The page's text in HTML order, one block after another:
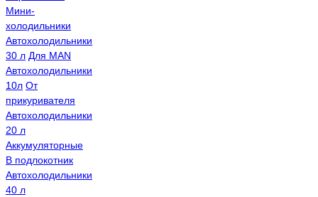
Мини-
холодильники
Автохолодильники
30 л Для MAN
Автохолодильники
10л От
прикуривателя
Автохолодильники
20 л
Аккумуляторные
В подлокотник
Автохолодильники
40 л